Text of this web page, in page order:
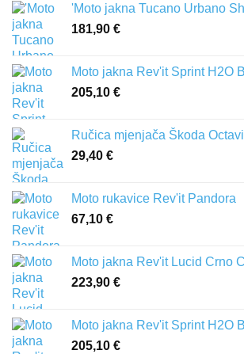
'Moto jakna Tucano Urbano
181,90 €
Moto jakna Rev'it Sprint H2O
205,10 €
Ručica mjenjača Škoda
29,40 €
Moto rukavice Rev'it Pandora
67,10 €
Moto jakna Rev'it Lucid Crno
223,90 €
Moto jakna Rev'it Sprint H2O
205,10 €